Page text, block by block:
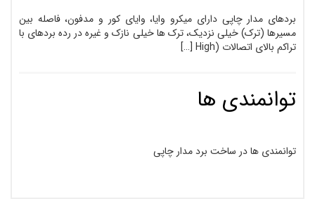
بردهای مدار چاپی دارای میکرو وایا، وایای کور و مدفون، فاصله بین
مسیرها (ترک) خیلی نزدیک، ترک ها خیلی نازک و غیره در رده بردهای با
تراکم بالای اتصالات (High […]
توانمندی ها
توانمندی ها در ساخت برد مدار چاپی